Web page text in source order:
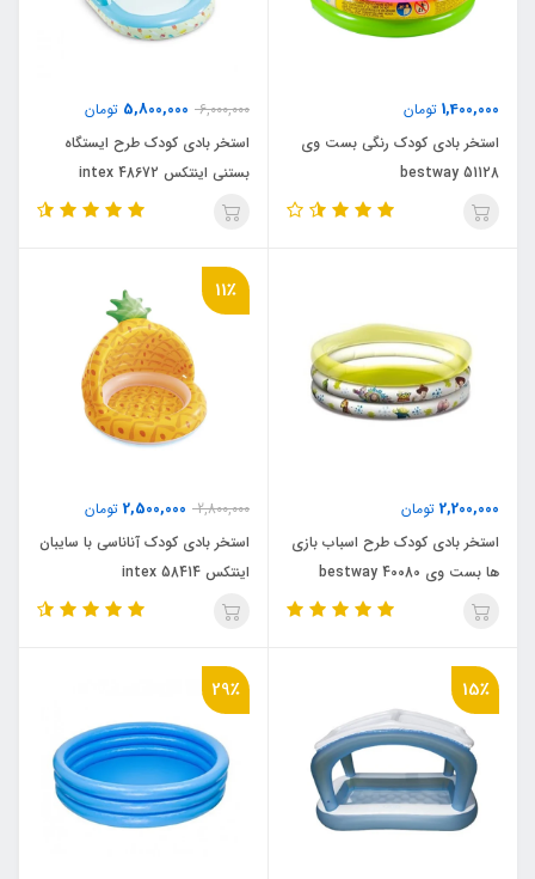
1,400,000 تومان
استخر بادی کودک رنگی بست وی
bestway 51128
6,000,000
5,800,000 تومان
استخر بادی کودک طرح ایستگاه
بستنی اینتکس intex 48672
2,200,000 تومان
استخر بادی کودک طرح اسباب بازی
ها بست وی bestway 40080
11٪
2,800,000
2,500,000 تومان
استخر بادی کودک آناناسی با سایبان
اینتکس intex 58414
15٪ 29٪